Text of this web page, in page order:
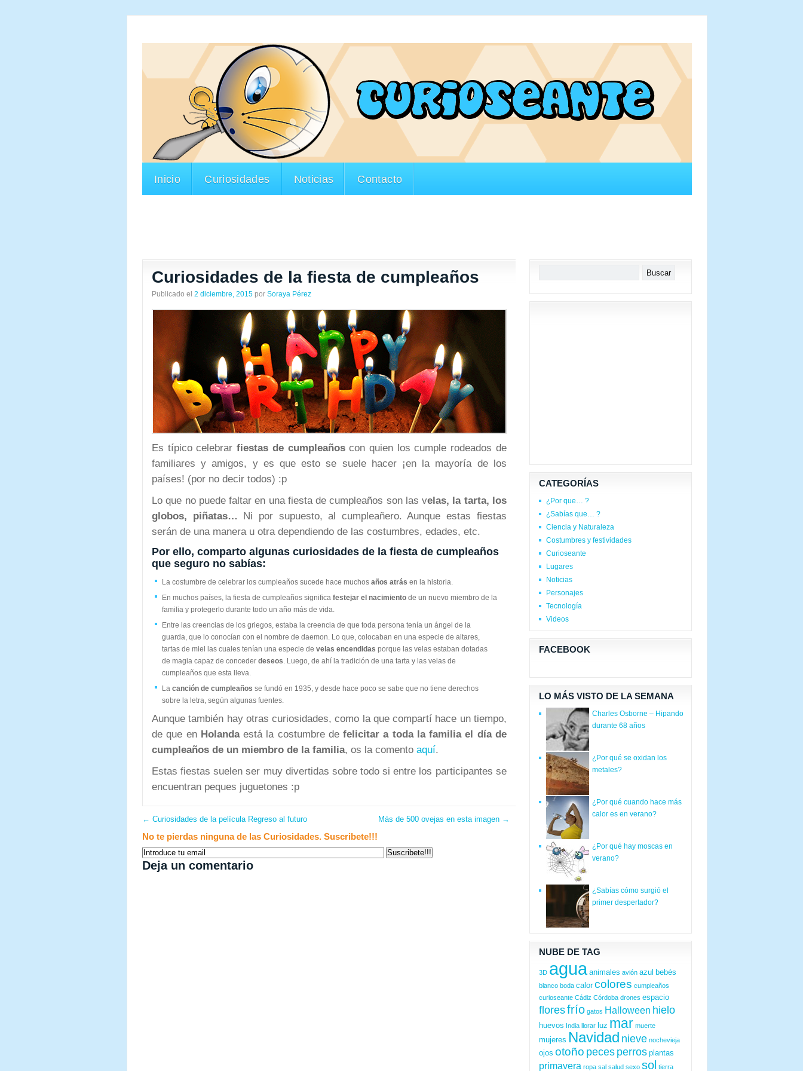
Inicio Curiosidades Noticias Contacto
Curiosidades de la fiesta de cumpleaños
Publicado el 2 diciembre, 2015 por Soraya Pérez
Es típico celebrar fiestas de cumpleañoscon quien los cumple rodeados de
familiares y amigos, y es que esto se suele hacer ¡en la mayoría de los
países! (por no decir todos) :p
Lo que no puede faltar en una fiesta de cumpleaños son las velas, la tarta, los
globos, piñatas… Ni por supuesto, al cumpleañero. Aunque estas fiestas
serán de una manera u otra dependiendo de las costumbres, edades, etc.
Por ello, comparto algunas curiosidades de la fiesta de cumpleaños
que seguro no sabías:
La costumbre de celebrar los cumpleaños sucede hace muchos años atrás en la historia.
En muchos países, la fiesta de cumpleaños significa festejar el nacimiento de un nuevo miembro de la
familia y protegerlo durante todo un año más de vida.
Entre las creencias de los griegos, estaba la creencia de que toda persona tenía un ángel de la
guarda, que lo conocían con el nombre de daemon. Lo que, colocaban en una especie de altares,
tartas de miel las cuales tenían una especie de velas encendidas porque las velas estaban dotadas
de magia capaz de conceder deseos. Luego, de ahí la tradición de una tarta y las velas de
cumpleaños que esta lleva.
La canción de cumpleaños se fundó en 1935, y desde hace poco se sabe que no tiene derechos
sobre la letra, según algunas fuentes.
Aunque también hay otras curiosidades, como la que compartí hace un tiempo,
de que en Holandaestá la costumbre de felicitar a toda la familia el día de
cumpleaños de un miembro de la familia, os la comento aquí.
Estas fiestas suelen ser muy divertidas sobre todo si entre los participantes se
encuentran peques juguetones :p
← Curiosidades de la película Regreso al futuro Más de 500 ovejas en esta imagen →
No te pierdas ninguna de las Curiosidades. Suscribete!!!
Deja un comentario
CATEGORÍAS
¿Por que… ?
¿Sabías que… ?
Ciencia y Naturaleza
Costumbres y festividades
Curioseante
Lugares
Noticias
Personajes
Tecnología
Videos
FACEBOOK
LO MÁS VISTO DE LA SEMANA
Charles Osborne – Hipando
durante 68 años
¿Por qué se oxidan los
metales?
¿Por qué cuando hace más
calor es en verano?
¿Por qué hay moscas en
verano?
¿Sabías cómo surgió el
primer despertador?
NUBE DE TAG
3D agua animales avión azul bebés
blanco boda calor colores cumpleaños
curioseante Cádiz Córdoba drones espacio
floresfrío gatos Halloween hielo
huevos India llorar luz mar muerte
mujeres Navidad nieve nochevieja
ojos otoño peces perros plantas
primavera ropa sal salud sexo sol tierra